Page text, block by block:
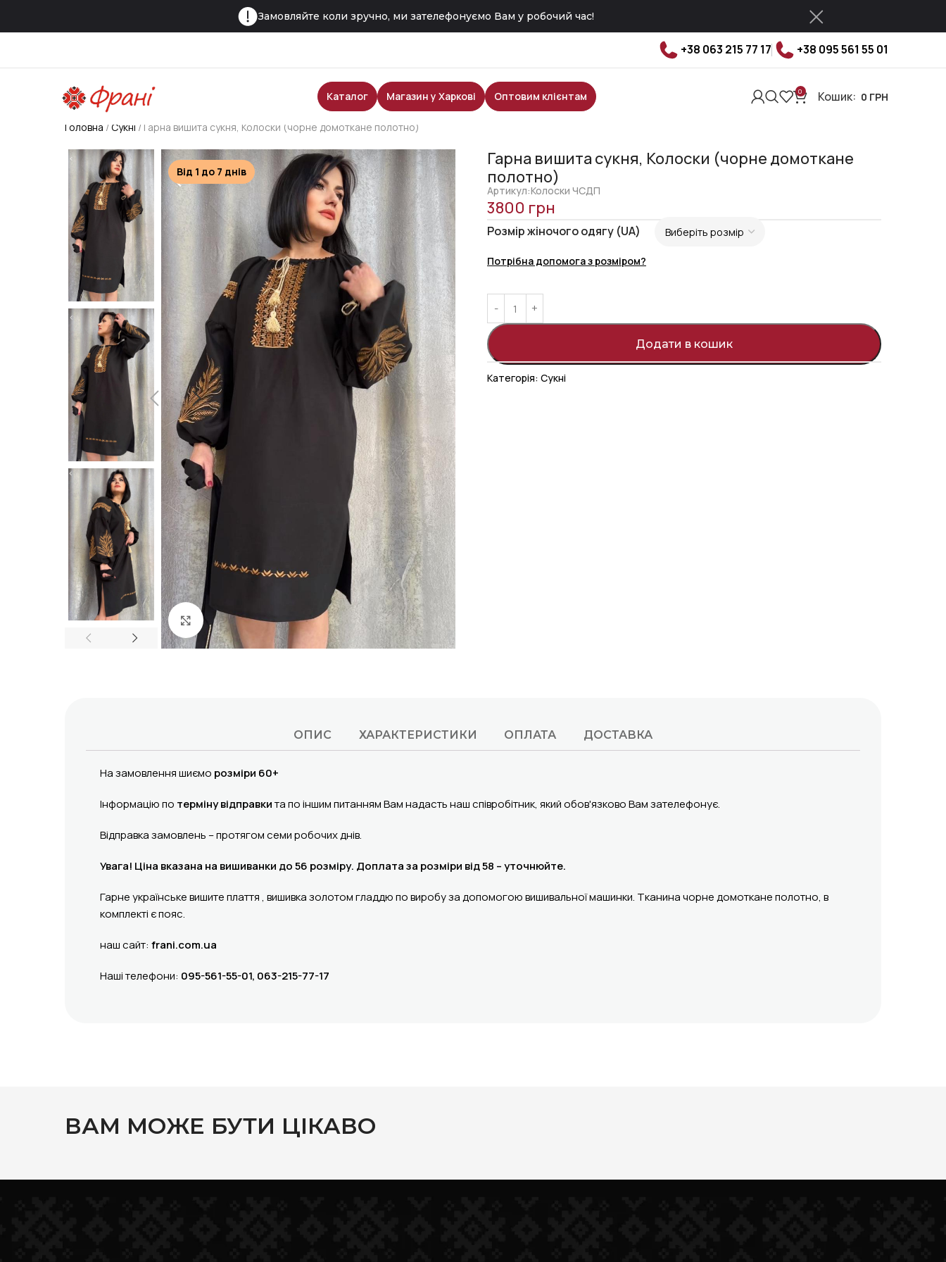
Замовляйте коли зручно, ми зателефонуємо Вам у робочий час!
+38 063 215 77 17 +38 095 561 55 01
Каталог Магазин у Харкові Оптовим клієнтам 0 Кошик: 0 ГРН
Головна Сукні Гарна вишита сукня, Колоски (чорне домоткане полотно)
Від 1 до 7 днів
Click to enlarge
Гарна вишита сукня, Колоски (чорне домоткане
полотно)
Артикул:Колоски ЧСДП
3800 грн
Розмір жіночого одягу (UA)
Потрібна допомога з розміром?
Додати в кошик
Категорія: Сукні
ОПИС ХАРАКТЕРИСТИКИ ОПЛАТА ДОСТАВКА
На замовлення шиємо розміри 60+
Інформацію по терміну відправкита по іншим питанням Вам надасть наш співробітник, який обов'язково Вам зателефонує.
Відправка замовлень – протягом семи робочих днів.
Увага! Ціна вказана на вишиванки до 56 розміру. Доплата за розміри від 58 – уточнюйте.
Гарне українське вишите плаття , вишивка золотом гладдю по виробу за допомогою вишивальної машинки. Тканина чорне домоткане полотно, в
комплекті є пояс.
наш сайт: frani.com.ua
Наші телефони: 095-561-55-01, 063-215-77-17
ВАМ МОЖЕ БУТИ ЦІКАВО